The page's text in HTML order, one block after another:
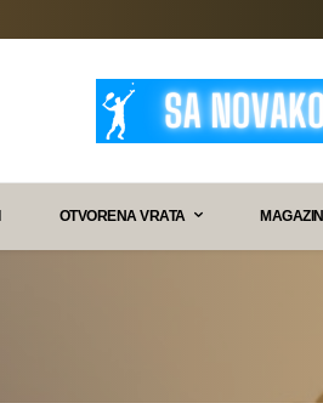
OTVORENA VRATA MAGAZIN